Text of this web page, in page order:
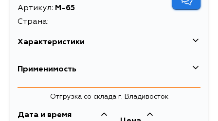
Артикул: M-65
Страна:
Характеристики
EAN-13 4975759170655
Описание
царапин Soft99 TOUCH UP PAINT
Применимость
Отгрузка со склада г. Владивосток
Дата и время